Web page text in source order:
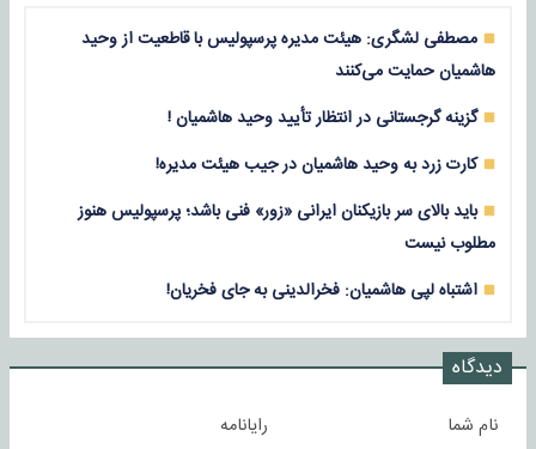
مصطفی لشگری: هیئت مدیره پرسپولیس با قاطعیت از وحید
هاشمیان حمایت می‌کنند
گزینه گرجستانی در انتظار تأیید وحید هاشمیان !
کارت زرد به وحید هاشمیان در جیب هیئت مدیره!
باید بالای سر بازیکنان ایرانی «زور» فنی باشد؛ پرسپولیس هنوز
مطلوب نیست
اشتباه لپی هاشمیان: فخرالدینی به جای فخریان!
دیدگاه
نام شما رایانامه